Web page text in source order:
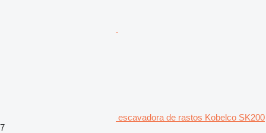
escavadora de rastos Kobelco SK200
7